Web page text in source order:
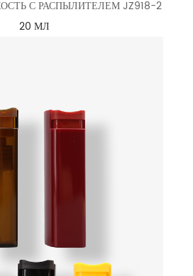
С РАСПЫЛИТЕЛЕМ JZ918-2
20 МЛ